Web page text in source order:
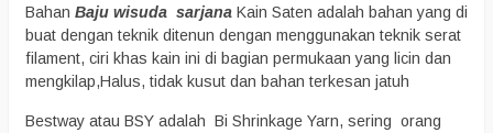
Bahan Baju wisuda sarjana Kain Saten adalah bahan yang di
buat dengan teknik ditenun dengan menggunakan teknik serat
filament, ciri khas kain ini di bagian permukaan yang licin dan
mengkilap,Halus, tidak kusut dan bahan terkesan jatuh
Bestway atau BSY adalah Bi Shrinkage Yarn, sering orang